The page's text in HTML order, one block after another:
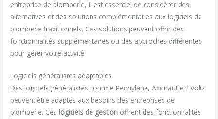
entreprise de plomberie, il est essentiel de considérer des
alternatives et des solutions complémentaires aux logiciels de
plomberie traditionnels. Ces solutions peuvent offrir des
fonctionnalités supplémentaires ou des approches différentes
pour gérer votre activité.
Logiciels généralistes adaptables
Des logiciels généralistes comme Pennylane, Axonaut et Evoliz
peuvent être adaptés aux besoins des entreprises de
plomberie. Ces logiciels de gestion offrent des fonctionnalités